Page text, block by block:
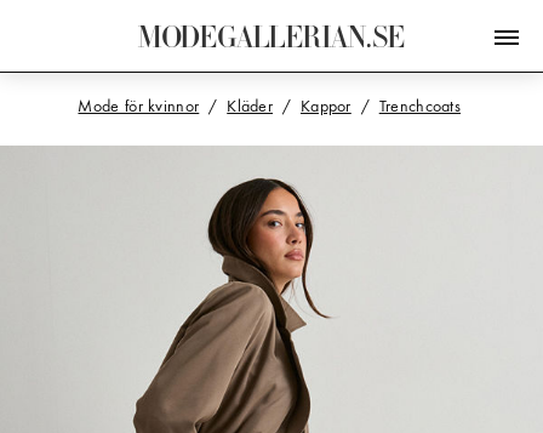
MODEGALLERIAN.SE
Mode för kvinnor Kläder Kappor Trenchcoats